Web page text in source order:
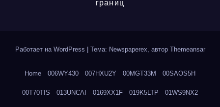
границ
Работает на WordPress Тема: Newspaperex, автор Themeansar
Home 006WY430 007HXU2Y 00MGT33M 00SAOS5H
00T70TIS 013UNCAI 0169XX1F 019K5LTP 01WS9NX2